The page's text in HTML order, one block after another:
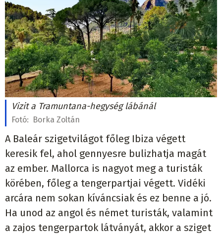
Vizit a Tramuntana-hegység lábánál
Fotó: Borka Zoltán
A Baleár szigetvilágot főleg Ibiza végett
keresik fel, ahol gennyesre bulizhatja magát
az ember. Mallorca is nagyot meg a turisták
körében, főleg a tengerpartjai végett. Vidéki
arcára nem sokan kíváncsiak és ez benne a jó.
Ha unod az angol és német turisták, valamint
a zajos tengerpartok látványát, akkor a sziget